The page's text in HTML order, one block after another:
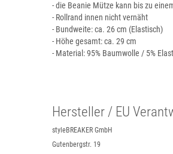
- die Beanie Mütze kann bis zu
- Rollrand innen nicht vernäht
- Bundweite: ca. 26 cm (Elastisch)
- Höhe gesamt: ca. 29 cm
- Material: 95% Baumwolle / 5%
Hersteller / EU
styleBREAKER GmbH
Gutenbergstr. 19